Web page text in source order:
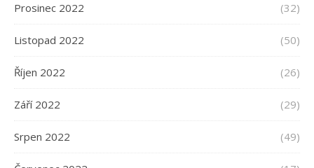
Prosinec 2022 (32)
Listopad 2022 (50)
Říjen 2022 (26)
Září 2022 (29)
Srpen 2022 (49)